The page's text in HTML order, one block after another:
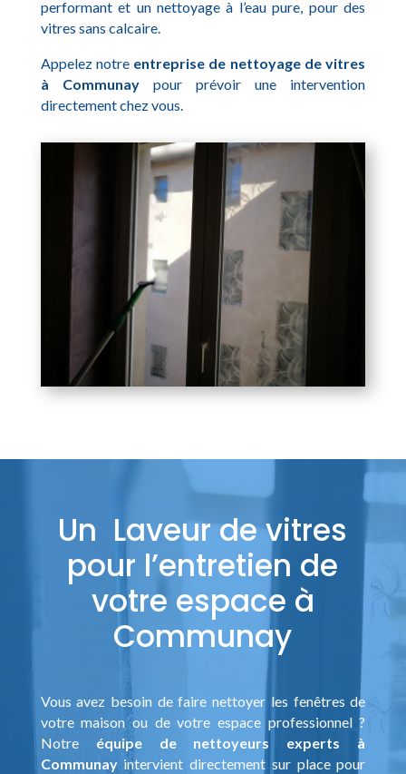
performant et un nettoyage à l’eau pure, pour des
vitres sans calcaire.
Appelez notre entreprise de nettoyage de vitres
à Communaypour prévoir une intervention
directement chez vous.
Un Laveur de vitres
pour l’entretien de
votre espace à
Communay
Vous avez besoin de faire nettoyer les fenêtres de
votre maison ou de votre espace professionnel ?
Notre équipe de nettoyeurs experts à
Communayintervient directement sur place pour